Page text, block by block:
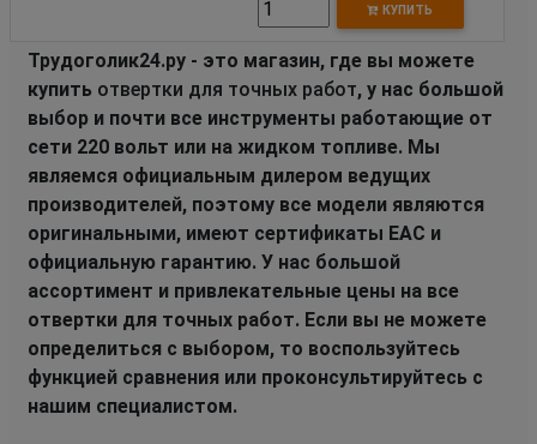
КУПИТЬ
Трудоголик24.ру - это магазин, где вы можете
купить отвертки для точных работ, у нас большой
выбор и почти все инструменты работающие от
сети 220 вольт или на жидком топливе. Мы
являемся официальным дилером ведущих
производителей, поэтому все модели являются
оригинальными, имеют сертификаты EAC и
официальную гарантию. У нас большой
ассортимент и привлекательные цены на все
отвертки для точных работ. Если вы не можете
определиться с выбором, то воспользуйтесь
функцией сравнения или проконсультируйтесь с
нашим специалистом.